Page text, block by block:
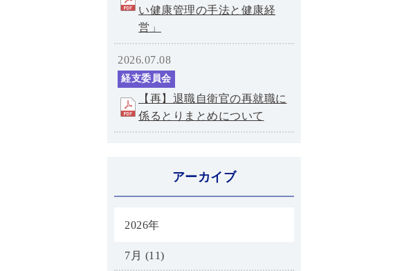
い健康管理の手法と健康経
営」
2026.07.08
経支委員会
【再】退職自衛官の再就職に
係るとりまとめについて
アーカイブ
2026年
7月 (11)